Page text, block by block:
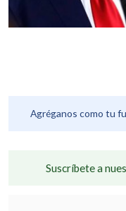
Agréganos como tu
Suscríbete a